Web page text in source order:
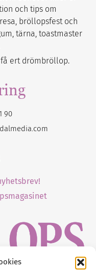
och tips om
bröllopsfest och
tärna, toastmaster
ert drömbröllop.
90